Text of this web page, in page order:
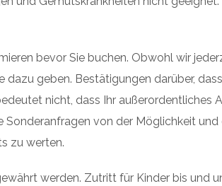
bevor Sie buchen. Obwohl wir
geben. Bestätigungen darüber,
nicht, dass Ihr außerordentliches
von der Möglichkeit und
zu werten.
werden. Zutritt für Kinder bis und